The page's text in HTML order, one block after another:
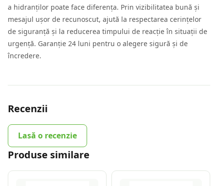
a hidranților poate face diferența. Prin vizibilitatea bună și
mesajul ușor de recunoscut, ajută la respectarea cerințelor
de siguranță și la reducerea timpului de reacție în situații de
urgență. Garanție 24 luni pentru o alegere sigură și de
încredere.
Recenzii
Lasă o recenzie
Produse similare